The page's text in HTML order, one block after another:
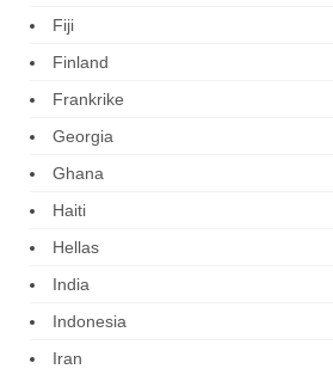
Fiji
Finland
Frankrike
Georgia
Ghana
Haiti
Hellas
India
Indonesia
Iran